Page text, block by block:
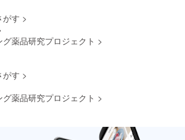
がす >
薬品研究プロジェクト >
がす >
薬品研究プロジェクト >